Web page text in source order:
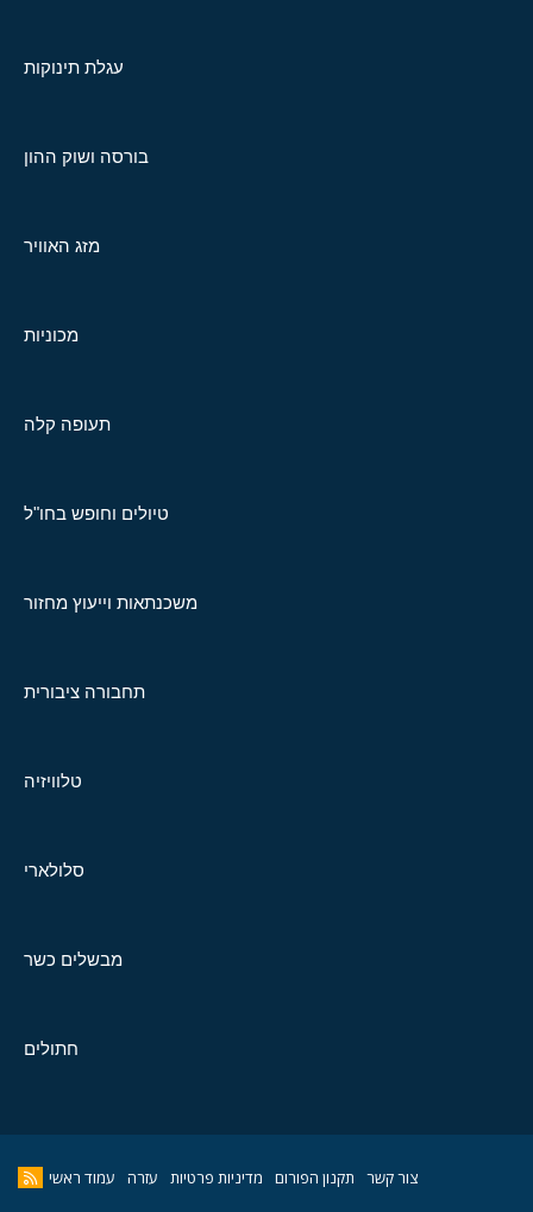
עגלת תינוקות
בורסה ושוק ההון
מזג האוויר
מכוניות
תעופה קלה
טיולים וחופש בחו"ל
משכנתאות וייעוץ מחזור
תחבורה ציבורית
טלוויזיה
סלולארי
מבשלים כשר
חתולים
צור קשר תקנון הפורום מדיניות פרטיות עזרה עמוד ראשי